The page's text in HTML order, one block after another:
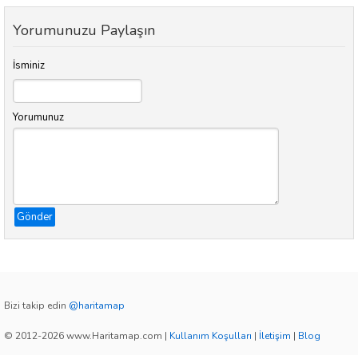
Yorumunuzu Paylaşın
İsminiz
Yorumunuz
Gönder
Bizi takip edin @haritamap
© 2012-2026 www.Haritamap.com | Kullanım Koşulları | İletişim | Blog